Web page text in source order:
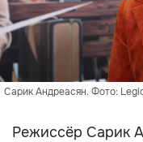
Сарик Андреасян. Фото:
Режиссёр Сарик